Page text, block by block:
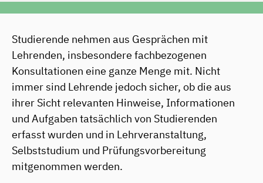
Studierende nehmen aus Gesprächen mit
Lehrenden, insbesondere fachbezogenen
Konsultationen eine ganze Menge mit. Nicht
immer sind Lehrende jedoch sicher, ob die aus
ihrer Sicht relevanten Hinweise, Informationen
und Aufgaben tatsächlich von Studierenden
erfasst wurden und in Lehrveranstaltung,
Selbststudium und Prüfungsvorbereitung
mitgenommen werden.